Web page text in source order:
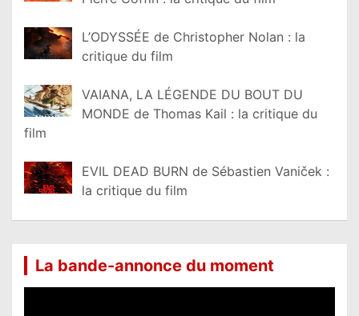
L’ODYSSÉE de Christopher Nolan : la
critique du film
VAIANA, LA LÉGENDE DU BOUT DU
MONDE de Thomas Kail : la critique du
film
EVIL DEAD BURN de Sébastien Vaniček :
la critique du film
La bande-annonce du moment